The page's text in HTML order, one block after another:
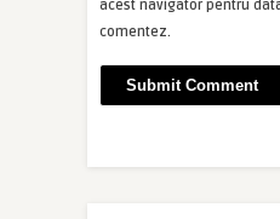
acest navigator pentru
comentez.